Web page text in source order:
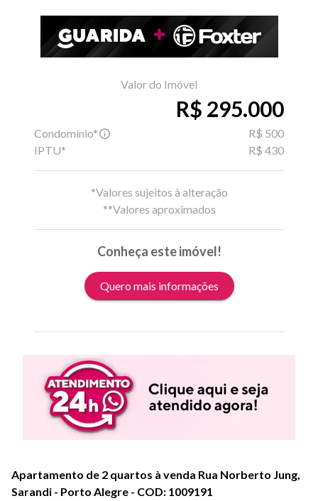
Valor do Imóvel
R$ 295.000
Condomínio*
R$ 500
IPTU*
R$ 430
*Valores sujeitos à alteração
**Valores aproximados
Conheça este imóvel!
Quero mais informações
Apartamento de 2 quartos à venda Rua Norberto Jung,
Sarandi - Porto Alegre - COD: 1009191